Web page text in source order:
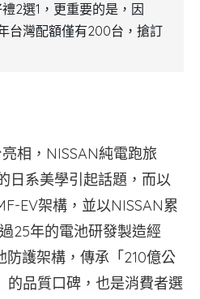
2選1，更重要的是，因
台灣配額僅有200台，搶訂
相，NISSAN純電跑旅
日系美學引起話題，而以
EV架構，並以NISSAN累
25年的電池研發製造經
護架構，傳承「210億公
的品質口碑，也是消費者選